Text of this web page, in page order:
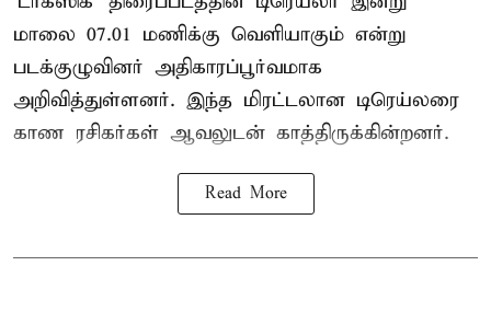
மாலை 07.01 மணிக்கு வெளியாகும் என்று
படக்குழுவினர் அதிகாரப்பூர்வமாக
அறிவித்துள்ளனர். இந்த மிரட்டலான டிரெய்லரை
காண ரசிகர்கள் ஆவலுடன் காத்திருக்கின்றனர்.
Read More